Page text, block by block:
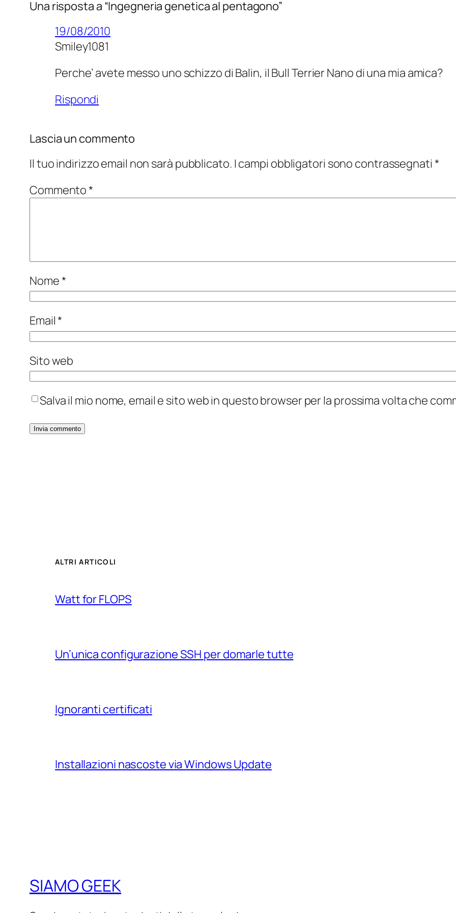
Una risposta a “Ingegneria genetica al pentagono”
19/08/2010
Smiley1081
Perche’ avete messo uno schizzo di Balin, il Bull Terrier Nano di una mia amica?
Rispondi
Lascia un commento
Il tuo indirizzo email non sarà pubblicato. I campi obbligatori sono contrassegnati *
Commento*
Nome*
Email*
Sito web
Salva il mio nome, email e sito web in questo browser per la prossima volta che
ALTRI ARTICOLI
Watt for FLOPS
Un’unica configurazione SSH per domarle tutte
Ignoranti certificati
Installazioni nascoste via Windows Update
SIAMO GEEK